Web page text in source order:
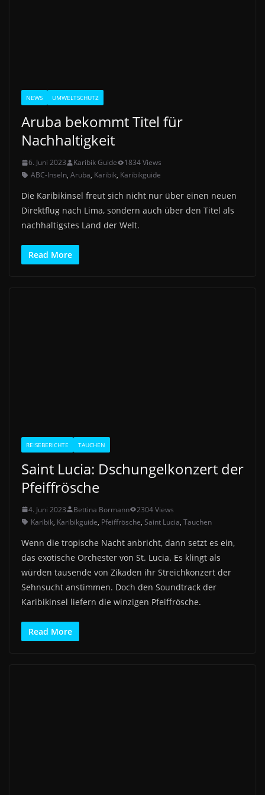
NEWS UMWELTSCHUTZ
Aruba bekommt Titel für
Nachhaltigkeit
6. Juni 2023 Karibik Guide
1834 Views
ABC-Inseln, Aruba, Karibik, Karibikguide
Die Karibikinsel freut sich nicht nur über einen neuen
Direktflug nach Lima, sondern auch über den Titel als
nachhaltigstes Land der Welt.
Read More
REISEBERICHTE TAUCHEN
Saint Lucia: Dschungelkonzert der
Pfeiffrösche
4. Juni 2023 Bettina Bormann
2304 Views
Karibik, Karibikguide, Pfeiffrösche, Saint Lucia, Tauchen
Wenn die tropische Nacht anbricht, dann setzt es ein,
das exotische Orchester von St. Lucia. Es klingt als
würden tausende von Zikaden ihr Streichkonzert der
Sehnsucht anstimmen. Doch den Soundtrack der
Karibikinsel liefern die winzigen Pfeiffrösche.
Read More